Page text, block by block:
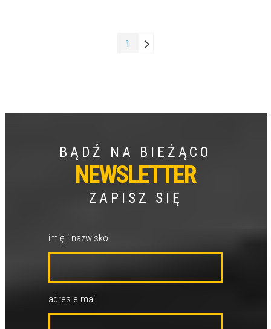
1
BĄDŹ NA BIEŻĄCO
NEWSLETTER
ZAPISZ SIĘ
imię i nazwisko
adres e-mail